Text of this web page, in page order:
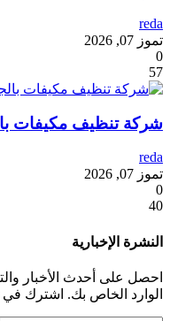
reda
تموز 07, 2026
0
57
شركة تنظيف مكيفات
reda
تموز 07, 2026
0
40
النشرة الإخبارية
احصل على أحدث الأخبار
الوارد الخاص بك. اشترك في